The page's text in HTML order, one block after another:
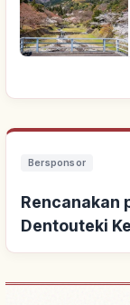
Bersponsor
Rencanakan
Dentouteki